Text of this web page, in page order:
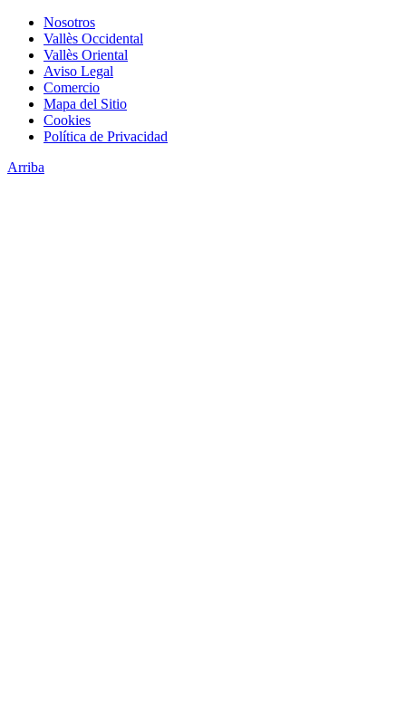
Nosotros
Vallès Occidental
Vallès Oriental
Aviso Legal
Comercio
Mapa del Sitio
Cookies
Política de Privacidad
Arriba